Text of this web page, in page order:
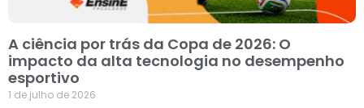
A ciência por trás da Copa de 2026: O
impacto da alta tecnologia no desempenho
esportivo
1 de julho de 2026